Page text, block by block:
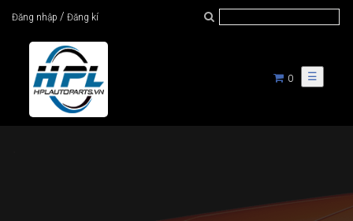
Đăng nhập / Đăng kí
☰
0